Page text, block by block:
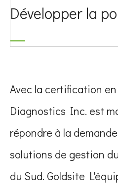
Développer la
Avec la certification
Diagnostics Inc. est
répondre à la
solutions de gestion
du Sud. Goldsite